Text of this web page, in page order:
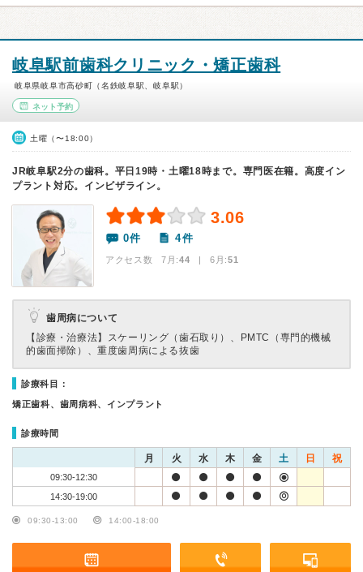
岐阜駅前歯科クリニック・矯正歯科
岐阜県岐阜市高砂町（名鉄岐阜駅、岐阜駅）
ネット予約
土曜（〜18:00）
JR岐阜駅2分の歯科。平日19時・土曜18時まで。専門医在籍。高度イン
プラント対応。インビザライン。
3.06
0件 4件
アクセス数 7月:44 | 6月:51
歯周病について
【診療・治療法】 スケーリング（歯石取り）、PMTC（専門的機械
的歯面掃除）、重度歯周病による抜歯
診療科目：
矯正歯科、歯周病科、インプラント
診療時間
月 火 水 木 金 土 日 祝
09:30-12:30
14:30-19:00
09:30-13:00 14:00-18:00